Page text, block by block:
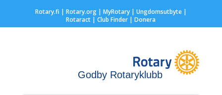
Rotary.fi | Rotary.org| MyRotary | Ungdomsutbyte|
Rotaract | Club Finder | Donera
Godby Rotaryklubb